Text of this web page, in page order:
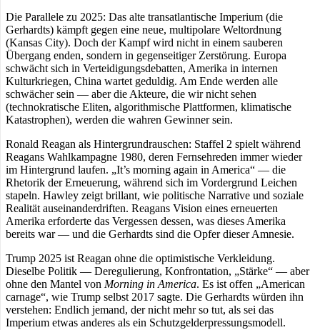
Die Parallele zu 2025: Das alte transatlantische Imperium (die
Gerhardts) kämpft gegen eine neue, multipolare Weltordnung
(Kansas City). Doch der Kampf wird nicht in einem sauberen
Übergang enden, sondern in gegenseitiger Zerstörung. Europa
schwächt sich in Verteidigungsdebatten, Amerika in internen
Kulturkriegen, China wartet geduldig. Am Ende werden alle
schwächer sein — aber die Akteure, die wir nicht sehen
(technokratische Eliten, algorithmische Plattformen, klimatische
Katastrophen), werden die wahren Gewinner sein.
Ronald Reagan als Hintergrundrauschen: Staffel 2 spielt während
Reagans Wahlkampagne 1980, deren Fernsehreden immer wieder
im Hintergrund laufen. „It’s morning again in America“ — die
Rhetorik der Erneuerung, während sich im Vordergrund Leichen
stapeln. Hawley zeigt brillant, wie politische Narrative und soziale
Realität auseinanderdriften. Reagans Vision eines erneuerten
Amerika erforderte das Vergessen dessen, was dieses Amerika
bereits war — und die Gerhardts sind die Opfer dieser Amnesie.
Trump 2025 ist Reagan ohne die optimistische Verkleidung.
Dieselbe Politik — Deregulierung, Konfrontation, „Stärke“ — aber
ohne den Mantel von Morning in America. Es ist offen „American
carnage“, wie Trump selbst 2017 sagte. Die Gerhardts würden ihn
verstehen: Endlich jemand, der nicht mehr so tut, als sei das
Imperium etwas anderes als ein Schutzgelderpressungsmodell.